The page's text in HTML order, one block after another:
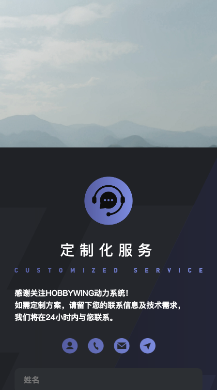
定制化服务
感谢关注HOBBYWING动力系统！
如需定制方案，请留下您的联系信息及技术需求，
我们将在24小时内与您联系。